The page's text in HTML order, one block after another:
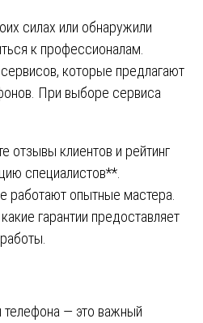
силах или обнаружили
к профессионалам.
которые предлагают
При выборе сервиса
отзывы клиентов и рейтинг
специалистов**.
работают опытные мастера.
гарантии предоставляет
— это важный